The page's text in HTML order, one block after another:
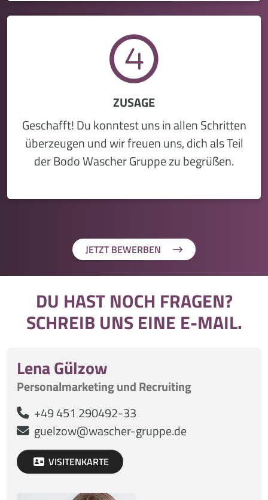
ZUSAGE
Geschafft! Du konntest uns in allen Schritten
überzeugen und wir freuen uns, dich als Teil
der Bodo Wascher Gruppe zu begrüßen.
JETZT BEWERBEN
DU HAST NOCH FRAGEN?
SCHREIB UNS EINE E-MAIL.
Lena Gülzow
Personalmarketing und Recruiting
+49 451 290492-33
guelzow@wascher-gruppe.de
VISITENKARTE